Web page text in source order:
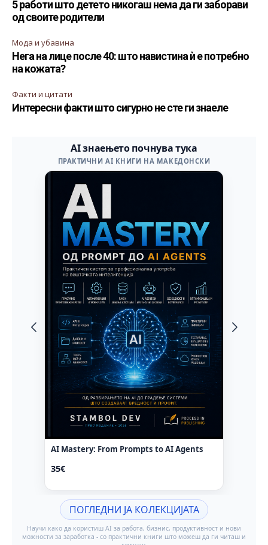
5 работи што детето никогаш нема да ги заборави
од своите родители
Мода и убавина
Нега на лице после 40: што навистина ѝ е потребно
на кожата?
Факти и цитати
Интересни факти што сигурно не сте ги знаеле